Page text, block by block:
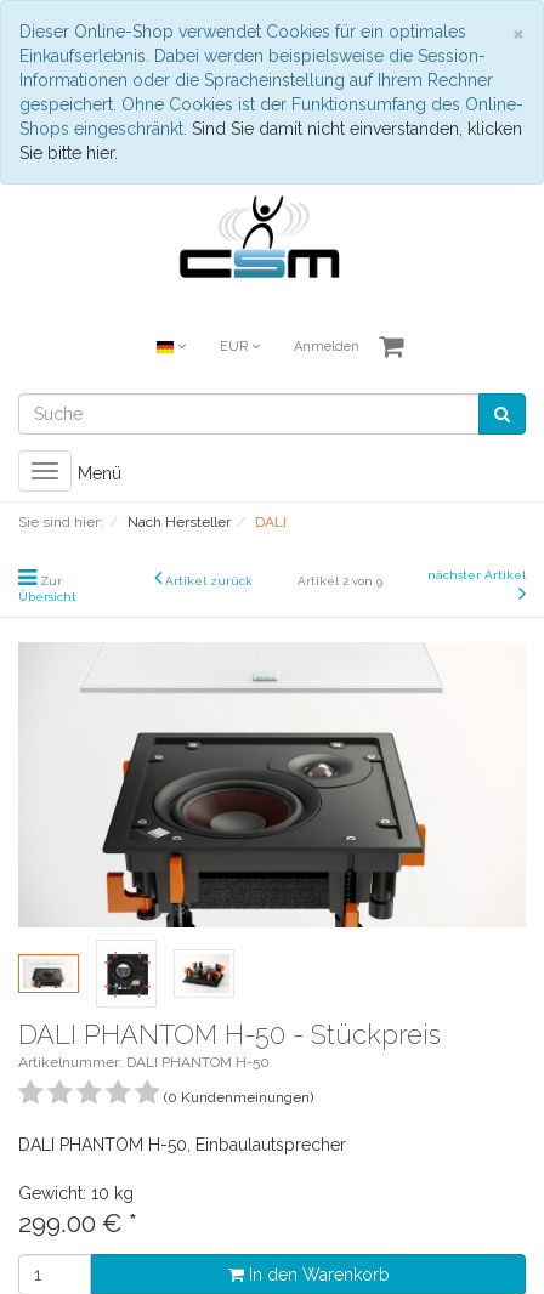
×
Dieser Online-Shop verwendet Cookies für ein optimales
Einkaufserlebnis. Dabei werden beispielsweise die Session-
Informationen oder die Spracheinstellung auf Ihrem Rechner
gespeichert. Ohne Cookies ist der Funktionsumfang des Online-
Shops eingeschränkt. Sind Sie damit nicht einverstanden, klicken
Sie bitte hier.
EUR Anmelden
Toggle
navigation
Menü
Sie sind hier: Nach Hersteller DALI
Zur
Übersicht
Artikel zurück Artikel 2 von 9 nächster Artikel
DALI PHANTOM H-50 - Stückpreis
Artikelnummer: DALI PHANTOM H-50
(0 Kundenmeinungen)
DALI PHANTOM H-50, Einbaulautsprecher
Gewicht: 10 kg
299.00 € *
In den Warenkorb